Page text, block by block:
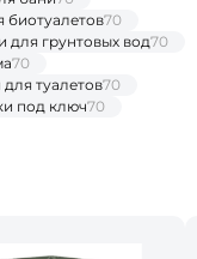
биотуалетов70
для грунтовых вод70
70
туалетов70
под ключ70